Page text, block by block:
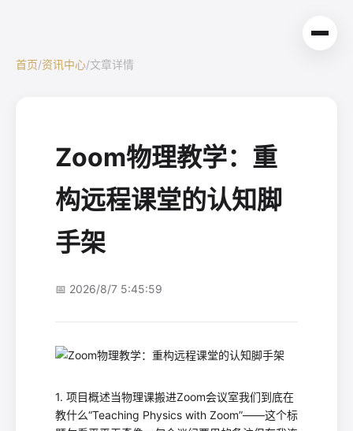
首页/资讯中心/文章详情
Zoom物理教学：重
构远程课堂的认知脚
手架
📅 2026/8/7 5:45:59
1. 项目概述当物理课搬进Zoom会议室我们到底在
教什么“Teaching Physics with Zoom”——这个标